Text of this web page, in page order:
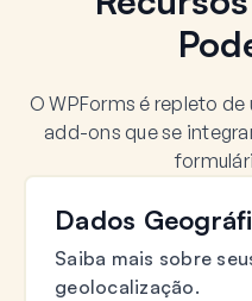
O WPForms é repleto
add-ons que se
Dados
Saiba mais sobre
geolocalização.